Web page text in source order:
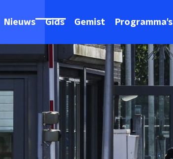
Nieuws Gids Gemist Programma's